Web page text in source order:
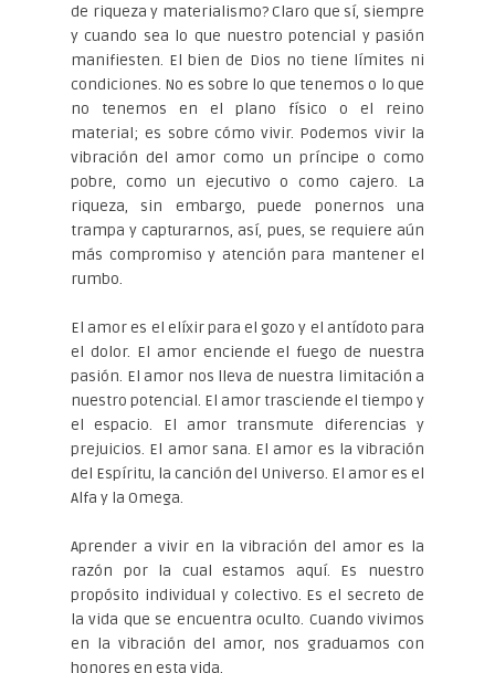
de riqueza y materialismo? Claro que sí, siempre
y cuando sea lo que nuestro potencial y pasión
manifiesten. El bien de Dios no tiene límites ni
condiciones. No es sobre lo que tenemos o lo que
no tenemos en el plano físico o el reino
material; es sobre cómo vivir. Podemos vivir la
vibración del amor como un príncipe o como
pobre, como un ejecutivo o como cajero. La
riqueza, sin embargo, puede ponernos una
trampa y capturarnos, así, pues, se requiere aún
más compromiso y atención para mantener el
rumbo.
El amor es el elíxir para el gozo y el antídoto para
el dolor. El amor enciende el fuego de nuestra
pasión. El amor nos lleva de nuestra limitación a
nuestro potencial. El amor trasciende el tiempo y
el espacio. El amor transmute diferencias y
prejuicios. El amor sana. El amor es la vibración
del Espíritu, la canción del Universo. El amor es el
Alfa y la Omega.
Aprender a vivir en la vibración del amor es la
razón por la cual estamos aquí. Es nuestro
propósito individual y colectivo. Es el secreto de
la vida que se encuentra oculto. Cuando vivimos
en la vibración del amor, nos graduamos con
honores en esta vida.